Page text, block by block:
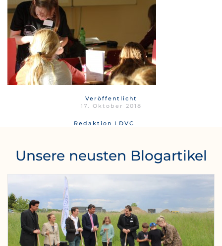
Veröffentlicht
17. Oktober 2018
Redaktion LDVC
Unsere neusten Blogartikel